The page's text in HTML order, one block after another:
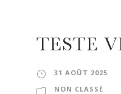
TESTE
31 AOÛT 2025
NON CLASSÉ